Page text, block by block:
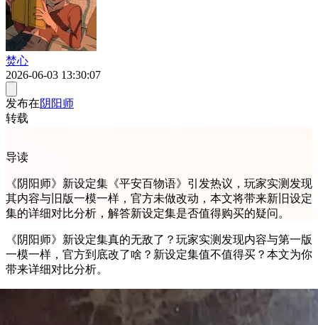
焚心
2026-06-03 13:30:07
发布在阴阳师
转载
导读
《阴阳师》新设定集《平安百物语》引发热议，玩家实测发现
其内容与旧版一模一样，官方未做改动，本文将带来新旧设定
集的详细对比分析，解答新设定集是否值得购买的疑问。
《阴阳师》新设定集真的无敌了？玩家实测发现内容与第一版
一模一样，官方到底改了啥？新设定集值不值得买？本文为你
带来详细对比分析。